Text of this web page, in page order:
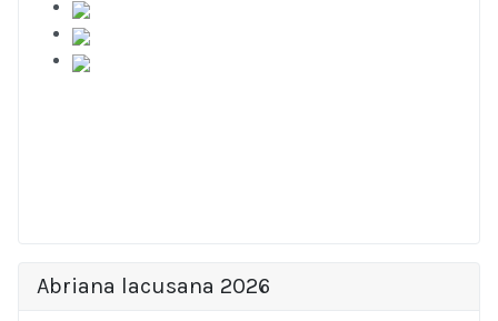
Abriana lacusana 2026